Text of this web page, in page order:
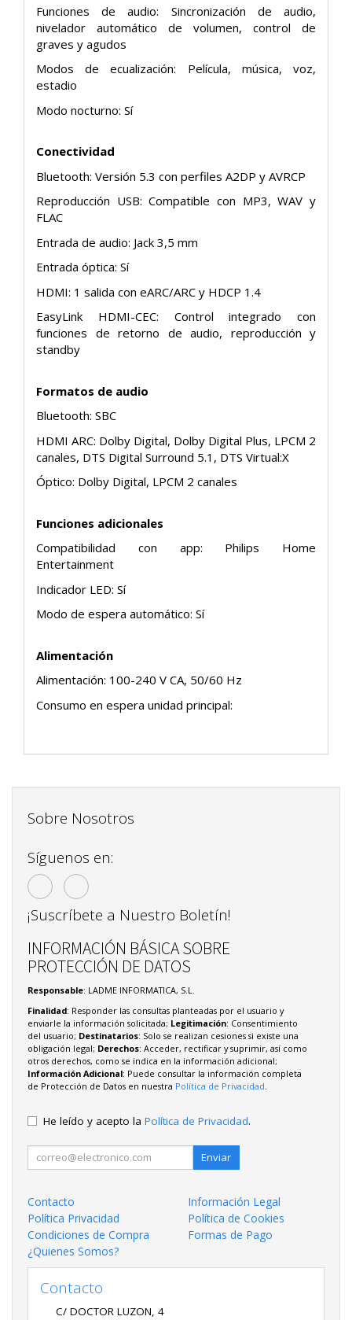
Funciones de audio: Sincronización de audio,
nivelador automático de volumen, control de
graves y agudos
Modos de ecualización: Película, música, voz,
estadio
Modo nocturno: Sí
Conectividad
Bluetooth: Versión 5.3 con perfiles A2DP y AVRCP
Reproducción USB: Compatible con MP3, WAV y
FLAC
Entrada de audio: Jack 3,5 mm
Entrada óptica: Sí
HDMI: 1 salida con eARC/ARC y HDCP 1.4
EasyLink HDMI-CEC: Control integrado con
funciones de retorno de audio, reproducción y
standby
Formatos de audio
Bluetooth: SBC
HDMI ARC: Dolby Digital, Dolby Digital Plus, LPCM 2
canales, DTS Digital Surround 5.1, DTS Virtual:X
Óptico: Dolby Digital, LPCM 2 canales
Funciones adicionales
Compatibilidad con app: Philips Home
Entertainment
Indicador LED: Sí
Modo de espera automático: Sí
Alimentación
Alimentación: 100-240 V CA, 50/60 Hz
Consumo en espera unidad principal:
Sobre Nosotros
Síguenos en:
¡Suscríbete a Nuestro Boletín!
INFORMACIÓN BÁSICA SOBRE
PROTECCIÓN DE DATOS
Responsable: LADME INFORMATICA, S.L.
Finalidad: Responder las consultas planteadas por el usuario y
enviarle la información solicitada; Legitimación: Consentimiento
del usuario; Destinatarios: Solo se realizan cesiones si existe una
obligación legal; Derechos: Acceder, rectificar y suprimir, así como
otros derechos, como se indica en la información adicional;
Información Adicional: Puede consultar la información completa
de Protección de Datos en nuestra Política de Privacidad.
He leído y acepto la Política de Privacidad.
Enviar
Contacto
Información Legal
Política Privacidad
Política de Cookies
Condiciones de Compra
Formas de Pago
¿Quienes Somos?
Contacto
C/ DOCTOR LUZON, 4